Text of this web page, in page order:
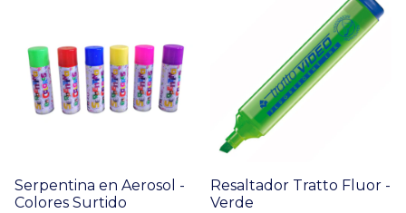
Serpentina en Aerosol -
Colores Surtido
Resaltador Tratto Fluor -
Verde